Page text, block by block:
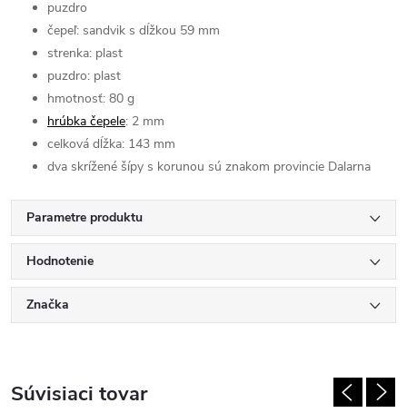
puzdro
čepeľ: sandvik s dĺžkou 59 mm
strenka: plast
puzdro: plast
hmotnosť: 80 g
hrúbka čepele: 2 mm
celková dĺžka: 143 mm
dva skrížené šípy s korunou sú znakom provincie Dalarna
Parametre produktu
Hodnotenie
Značka
Súvisiaci tovar